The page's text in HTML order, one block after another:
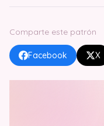
Comparte este patrón
Facebook X